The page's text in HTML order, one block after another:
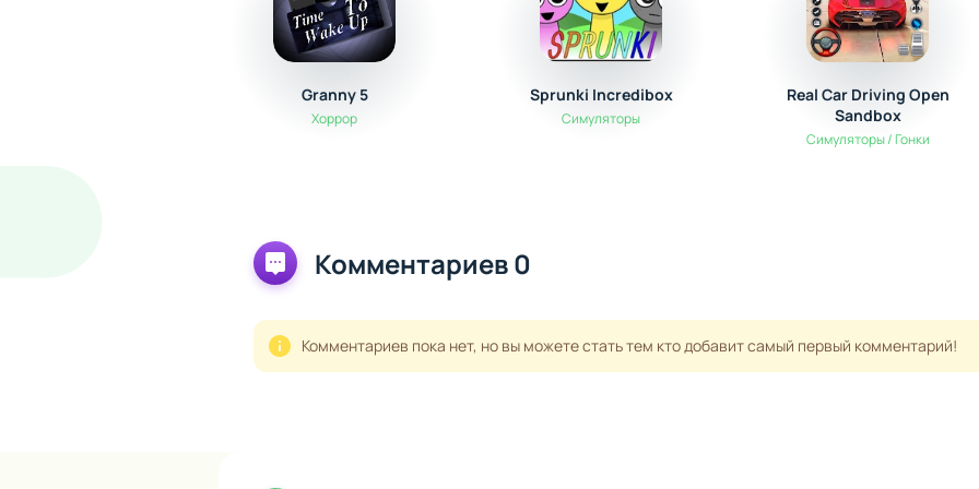
Granny 5
Хоррор
Sprunki Incredibox
Симуляторы
Real Car Driving Open
Sandbox
Симуляторы / Гонки
Комментариев 0
Комментариев пока нет, но вы можете стать тем кто добавит самый первый комментарий!